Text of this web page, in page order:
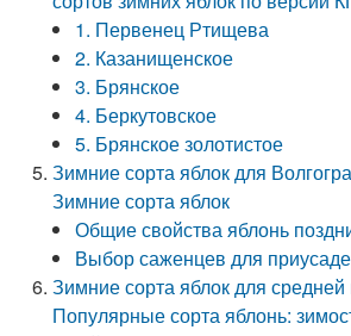
1. Первенец Ртищева
2. Казанищенское
3. Брянское
4. Беркутовское
5. Брянское золотистое
Зимние сорта яблок для
Зимние сорта яблок
Общие свойства яблонь
Выбор саженцев для
Зимние сорта яблок для
Популярные сорта яблонь: